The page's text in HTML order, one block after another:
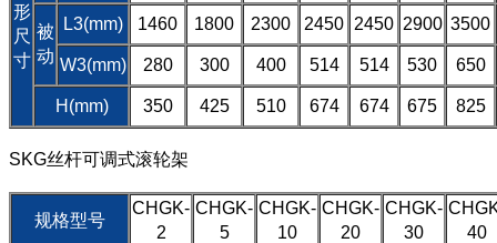
形
尺
寸
被
动
L3(mm) 1460 1800 2300 2450 2450 2900 3500
W3(mm) 280 300 400 514 514 530 650
H(mm) 350 425 510 674 674 675 825
SKG丝杆可调式滚轮架
规格型号
CHGK-
2
CHGK-
5
CHGK-
10
CHGK-
20
CHGK-
30
40